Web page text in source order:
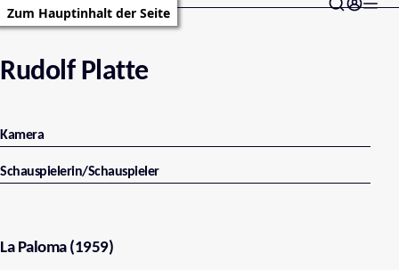
Zum Hauptinhalt der Seite
Rudolf Platte
Kamera
Schauspielerin/Schauspieler
La Paloma (1959)